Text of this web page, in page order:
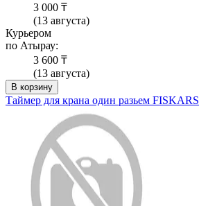
3 000 ₸
(13 августа)
Курьером
по Атырау:
3 600 ₸
(13 августа)
В корзину
Таймер для крана один разьем FISKARS